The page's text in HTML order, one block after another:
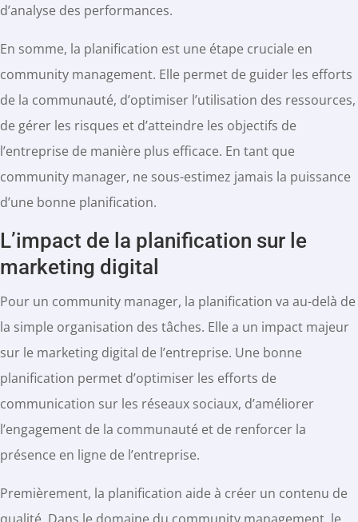
d’analyse des performances.
En somme, la planification est une étape cruciale en
community management. Elle permet de guider les efforts
de la communauté, d’optimiser l’utilisation des ressources,
de gérer les risques et d’atteindre les objectifs de
l’entreprise de manière plus efficace. En tant que
community manager, ne sous-estimez jamais la puissance
d’une bonne planification.
L’impact de la planification sur le
marketing digital
Pour un community manager, la planification va au-delà de
la simple organisation des tâches. Elle a un impact majeur
sur le marketing digital de l’entreprise. Une bonne
planification permet d’optimiser les efforts de
communication sur les réseaux sociaux, d’améliorer
l’engagement de la communauté et de renforcer la
présence en ligne de l’entreprise.
Premièrement, la planification aide à créer un contenu de